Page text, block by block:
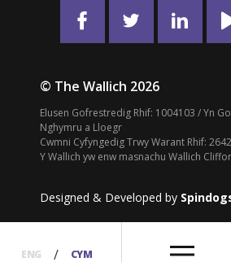
ENG / CYM
© The Wallich 2026
Elusen Gofrestredig Rhif: 1004103 / Yn
Nghymru a Lloegr
Cwmni Cyfyngedig Trwy Warant Rhif:
Y Wallich yw enw masnachu Wallich
Designed & Developed by